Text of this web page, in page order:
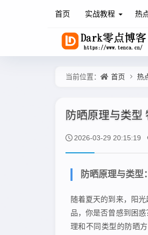
首页 实战教程 热
当前位置： 首页 热
防晒原理与类型
2026-03-29 20:15:19
防晒原理与类型
随着夏天的到来，阳
品，你是否曾感到困
理和不同类型的防晒